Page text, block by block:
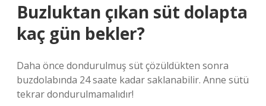
Buzluktan çıkan süt dolapta
kaç gün bekler?
Daha önce dondurulmuş süt çözüldükten sonra
buzdolabında 24 saate kadar saklanabilir. Anne sütü
tekrar dondurulmamalıdır!